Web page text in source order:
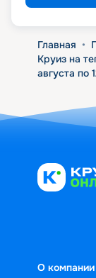
Главная •
Круиз на
августа по
О компании